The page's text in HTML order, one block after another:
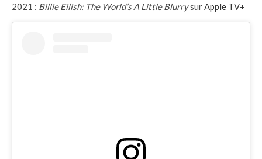
2021 : Billie Eilish: The World’s A Little BlurrysurApple TV+